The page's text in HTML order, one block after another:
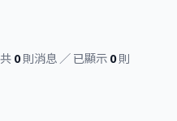
共0則消息 ／ 已顯示0則